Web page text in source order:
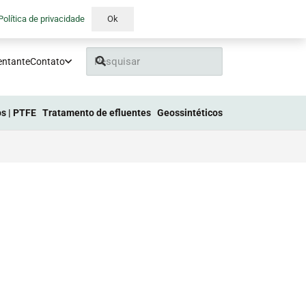
Contato
| PTFE Tratamento de efluentes Geossintéticos
de privacidade Ok